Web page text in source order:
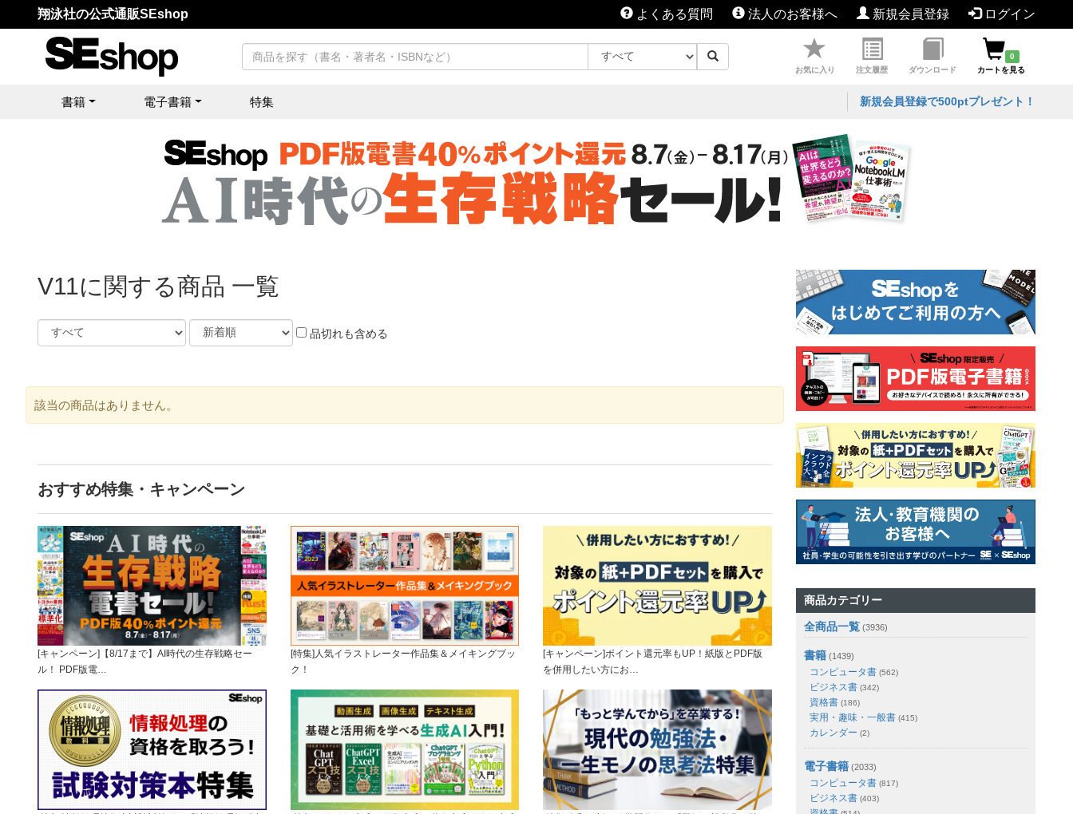
翔泳社の公式通販SEshop よくある質問 法人のお客様へ 新規会員登録 ログイン
お気に入り 注文履歴 ダウンロード
0
カートを見る
書籍 電子書籍 特集 新規会員登録で500ptプレゼント！
V11に関する商品 一覧
品切れも含める
該当の商品はありません。
おすすめ特集・キャンペーン
[キャンペーン]【8/17まで】AI時代の生存戦略セー
ル！ PDF版電…
[特集]人気イラストレーター作品集＆メイキングブッ
ク！
[キャンペーン]ポイント還元率もUP！紙版とPDF版
を併用したい方にお…
商品カテゴリー
全商品一覧 (3936)
書籍 (1439)
コンピュータ書 (562)
ビジネス書 (342)
資格書 (186)
実用・趣味・一般書 (415)
カレンダー (2)
電子書籍 (2033)
コンピュータ書 (817)
ビジネス書 (403)